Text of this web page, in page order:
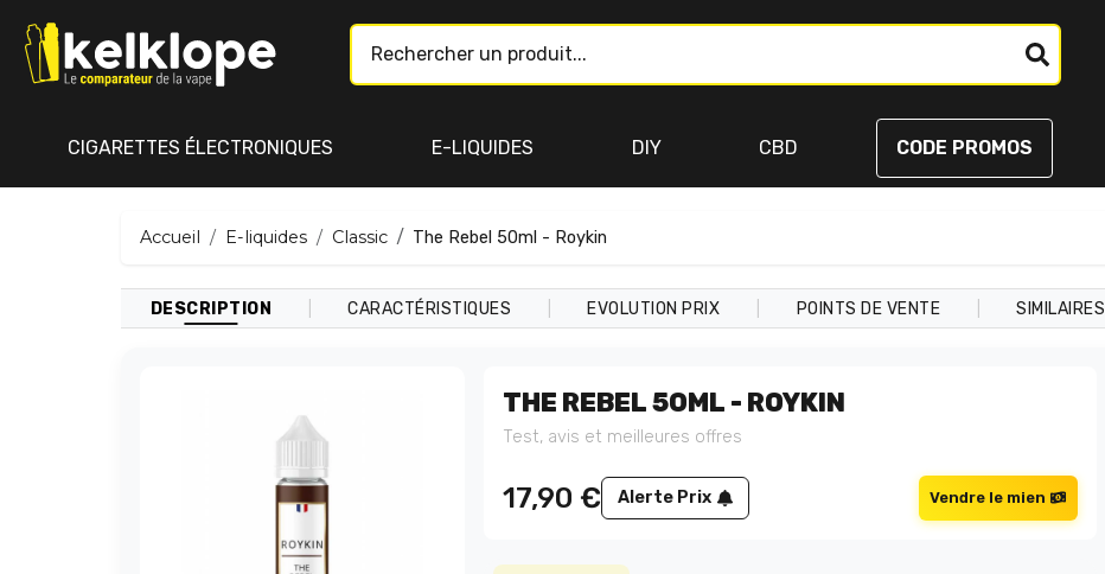
CIGARETTES ÉLECTRONIQUES E-LIQUIDES DIY CBD CODE PROMOS
Accueil E-liquides Classic The Rebel 50ml - Roykin
DESCRIPTION CARACTÉRISTIQUES EVOLUTION PRIX POINTS DE VENTE SIMILAIRES
THE REBEL 50ML - ROYKIN
Test, avis et meilleures offres
17,90 € Alerte Prix Vendre le mien